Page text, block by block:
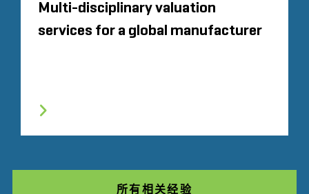
Multi-disciplinary valuation
services for a global manufacturer
所有相关经验